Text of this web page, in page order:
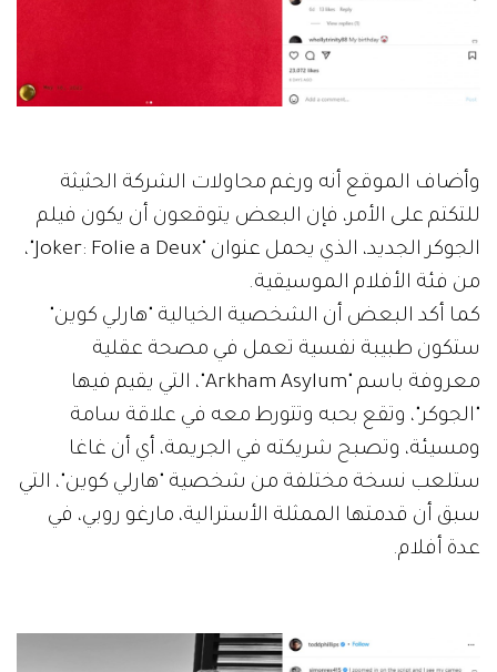
وأضاف الموقع أنه ورغم محاولات الشركة الحثيثة
للتكتم على الأمر، فإن البعض يتوقعون أن يكون فيلم
الجوكر الجديد، الذي يحمل عنوان "Joker: Folie a Deux"،
من فئة الأفلام الموسيقية.
كما أكد البعض أن الشخصية الخيالية "هارلي كوين"
ستكون طبيبة نفسية تعمل في مصحة عقلية
معروفة باسم "Arkham Asylum"، التي يقيم فيها
"الجوكر"، وتقع بحبه وتتورط معه في علاقة سامة
ومسيئة، وتصبح شريكته في الجريمة، أي أن غاغا
ستلعب نسخة مختلفة من شخصية "هارلي كوين"، التي
سبق أن قدمتها الممثلة الأسترالية، مارغو روبي، في
عدة أفلام.